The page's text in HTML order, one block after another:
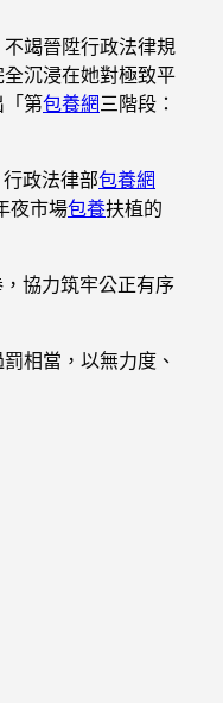
竭晉陞行政法律規
沉浸在她對極致平
「第包養網三階段：
政法律部包養網
夜市場包養扶植的
協力筑牢公正有序
相當，以無力度、